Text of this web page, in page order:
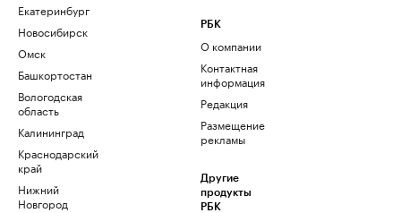
Екатеринбург
Новосибирск
Омск
Башкортостан
Вологодская
область
Калининград
Краснодарский
край
Нижний
Новгород
РБК
О компании
Контактная
информация
Редакция
Размещение
рекламы
Другие
продукты
РБК